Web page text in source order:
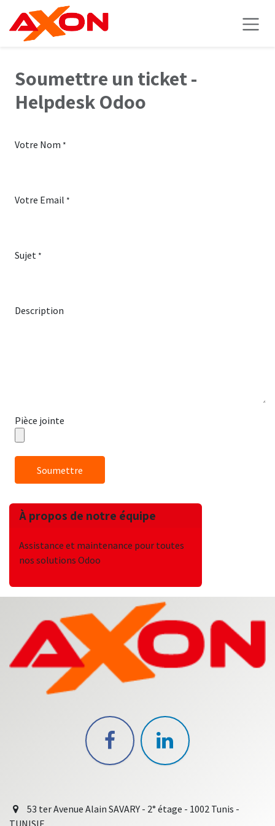
Se rendre au contenu
Soumettre un ticket -
Helpdesk Odoo
Votre Nom *
Votre Email *
Sujet *
Description
Pièce jointe
Soumettre
À propos de notre équipe
Assistance et maintenance pour toutes
nos solutions Odoo
53 ter Avenue Alain SAVARY - 2° étage - 1002 Tunis -